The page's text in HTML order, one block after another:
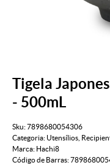
Tigela
- 500mL
Sku:7898680054306
Categoria: Utensílios
Marca: Hachi8
Código de Barras: